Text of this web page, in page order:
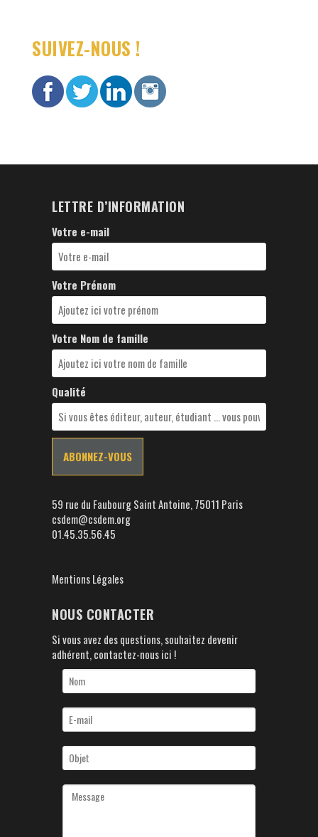
SUIVEZ-NOUS !
LETTRE D’INFORMATION
Votre e-mail
Votre Prénom
Votre Nom de famille
Qualité
59 rue du Faubourg Saint Antoine, 75011 Paris
csdem@csdem.org
01.45.35.56.45
Mentions Légales
NOUS CONTACTER
Si vous avez des questions, souhaitez devenir
adhérent, contactez-nous ici !